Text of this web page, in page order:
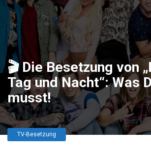
🎬 Die Besetzung von
Tag und Nacht“: Was
musst!
TV-Besetzung